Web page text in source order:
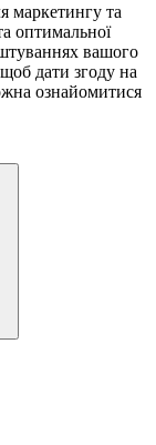
маркетингу та
оптимальної
вашого
дати згоду на
ознайомитися